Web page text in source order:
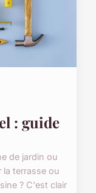
: guide
de jardin ou
terrasse ou
? C'est clair